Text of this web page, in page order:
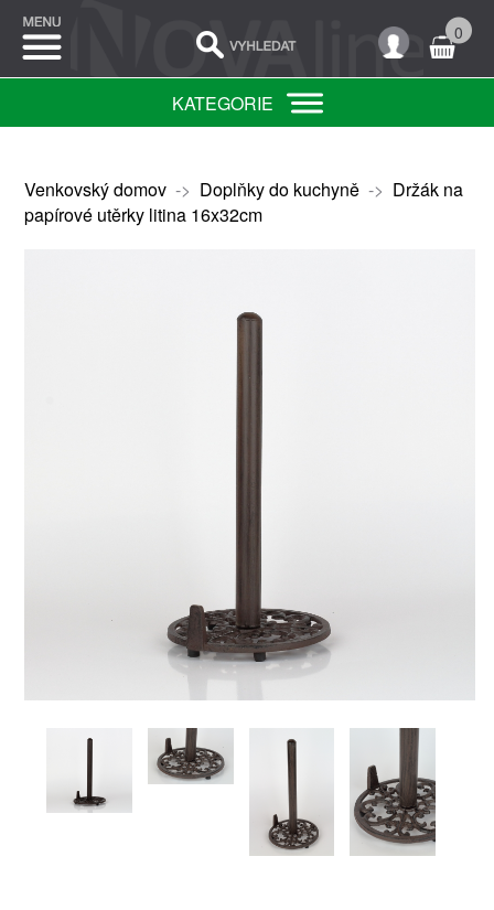
0
KATEGORIE
Venkovský domov-> Doplňky do kuchyně-> Držák na
papírové utěrky litina 16x32cm